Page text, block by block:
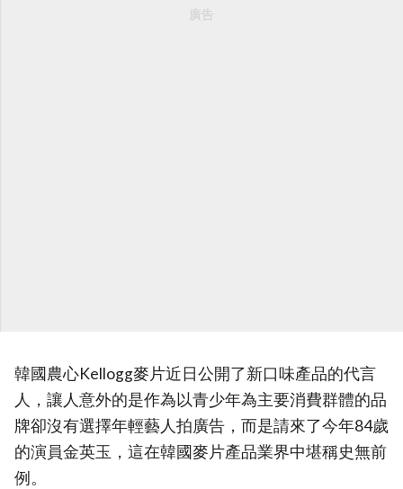
廣告
韓國農心Kellogg麥片近日公開了新口味產品的代言
人，讓人意外的是作為以青少年為主要消費群體的品
牌卻沒有選擇年輕藝人拍廣告，而是請來了今年84歲
的演員金英玉，這在韓國麥片產品業界中堪稱史無前
例。